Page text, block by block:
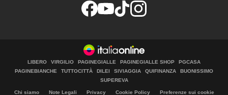
LIBERO VIRGILIO PAGINEGIALLE PAGINEGIALLE SHOP
PGCASA
PAGINEBIANCHE
TUTTOCITTÀ DILEI SIVIAGGIA QUIFINANZA
BUONISSIMO
SUPEREVA
Chi siamo Note Legali Privacy Cookie Policy Preferenze sui cookie